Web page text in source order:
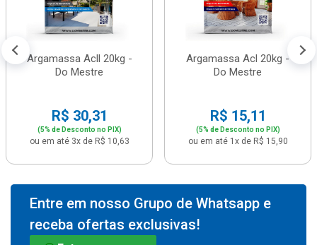
Argamassa Acll 20kg -
Do Mestre
R$ 30,31
(5% de Desconto no PIX)
ou em até 3x de R$ 10,63
Argamassa Acl 20kg -
Do Mestre
R$ 15,11
(5% de Desconto no PIX)
ou em até 1x de R$ 15,90
Entre em nosso Grupo de Whatsapp e
receba ofertas exclusivas!